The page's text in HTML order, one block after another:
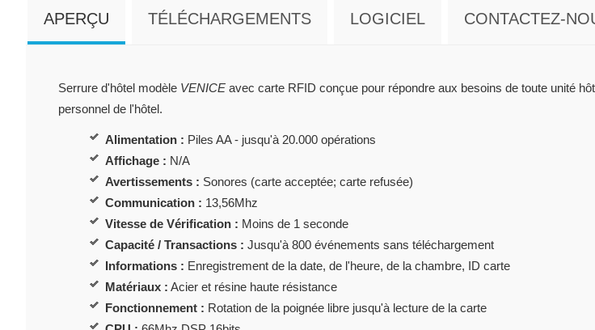
APERÇU TÉLÉCHARGEMENTS LOGICIEL CONTACTEZ-
Serrure d'hôtel modèle VENICE avec carte RFID conçue pour répondre aux besoins de toute unité
personnel de l'hôtel.
Alimentation : Piles AA - jusqu'à 20.000 opérations
Affichage : N/A
Avertissements : Sonores (carte acceptée; carte refusée)
Communication : 13,56Mhz
Vitesse de Vérification : Moins de 1 seconde
Capacité / Transactions : Jusqu'à 800 événements sans téléchargement
Informations : Enregistrement de la date, de l'heure, de la chambre, ID carte
Matériaux : Acier et résine haute résistance
Fonctionnement : Rotation de la poignée libre jusqu'à lecture de la carte